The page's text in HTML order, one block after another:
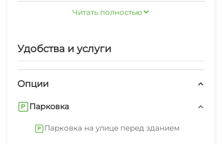
Отель расположен в центральном районе
84 номера различных категорий (есть номера
Современный конференц-зал на 50 персон
Читать полностью
Удобства и услуги
Опции
Парковка
Парковка на улице перед зданием